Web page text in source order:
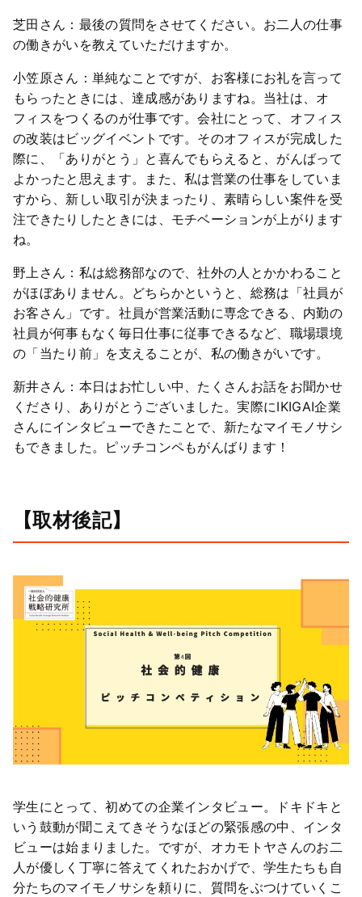
芝田さん：最後の質問をさせてください。お二人の仕事
の働きがいを教えていただけますか。
小笠原さん：単純なことですが、お客様にお礼を言って
もらったときには、達成感がありますね。当社は、オ
フィスをつくるのが仕事です。会社にとって、オフィス
の改装はビッグイベントです。そのオフィスが完成した
際に、「ありがとう」と喜んでもらえると、がんばって
よかったと思えます。また、私は営業の仕事をしていま
すから、新しい取引が決まったり、素晴らしい案件を受
注できたりしたときには、モチベーションが上がります
ね。
野上さん：私は総務部なので、社外の人とかかわること
がほぼありません。どちらかというと、総務は「社員が
お客さん」です。社員が営業活動に専念できる、内勤の
社員が何事もなく毎日仕事に従事できるなど、職場環境
の「当たり前」を支えることが、私の働きがいです。
新井さん：本日はお忙しい中、たくさんお話をお聞かせ
くださり、ありがとうございました。実際にIKIGAI企業
さんにインタビューできたことで、新たなマイモノサシ
もできました。ピッチコンペもがんばります！
【取材後記】
学生にとって、初めての企業インタビュー。ドキドキと
いう鼓動が聞こえてきそうなほどの緊張感の中、インタ
ビューは始まりました。ですが、オカモトヤさんのお二
人が優しく丁寧に答えてくれたおかげで、学生たちも自
分たちのマイモノサシを頼りに、質問をぶつけていくこ